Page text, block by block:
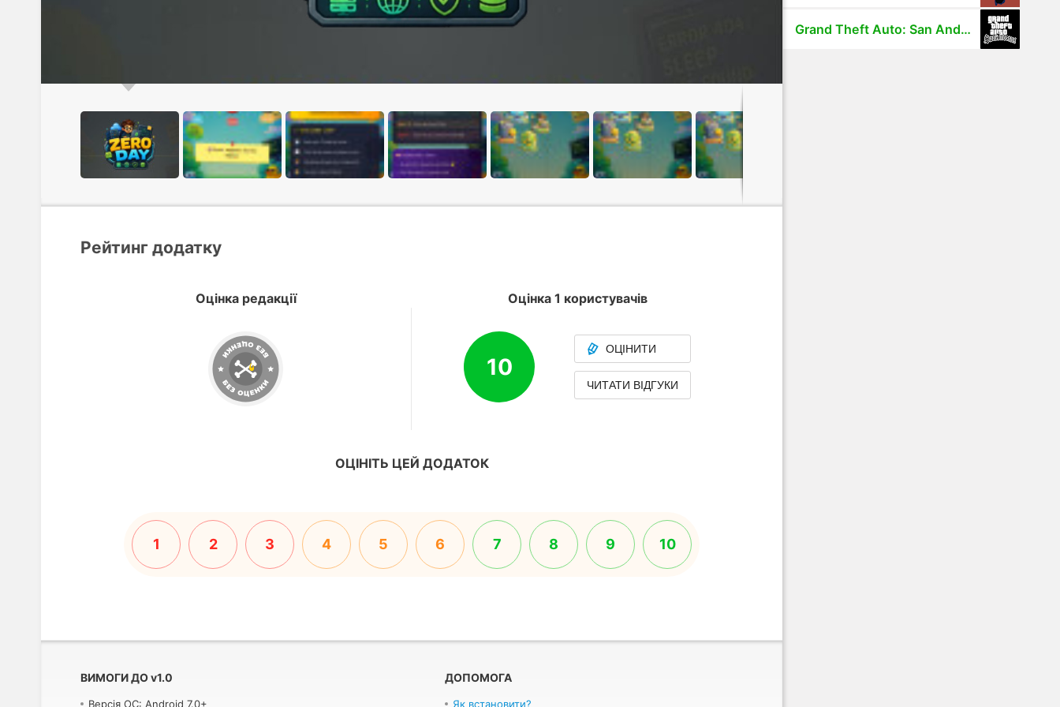
Рейтинг додатку
Оцінка редакції Оцінка 1 користувачів
10
ОЦІНИТИ
ЧИТАТИ ВІДГУКИ
ОЦІНІТЬ ЦЕЙ ДОДАТОК
1 2 3 4 5 6 7 8 9 10
ВИМОГИ ДОv1.0
Версія ОС: Android 7.0+
ДОПОМОГА
Як встановити?
Grand Theft Auto: San Andreas